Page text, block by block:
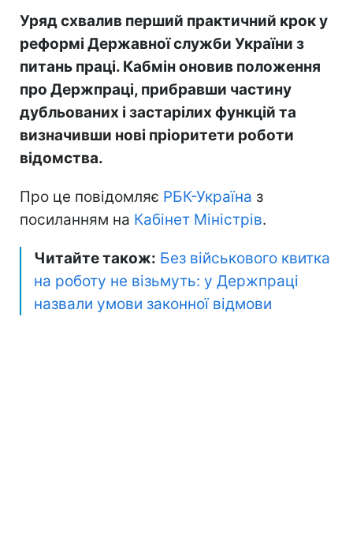
Уряд схвалив перший практичний крок у
реформі Державної служби України з
питань праці. Кабмін оновив положення
про Держпраці, прибравши частину
дубльованих і застарілих функцій та
визначивши нові пріоритети роботи
відомства.
Про це повідомляє РБК-Україна з
посиланням на Кабінет Міністрів.
Читайте також: Без військового квитка
на роботу не візьмуть: у Держпраці
назвали умови законної відмови